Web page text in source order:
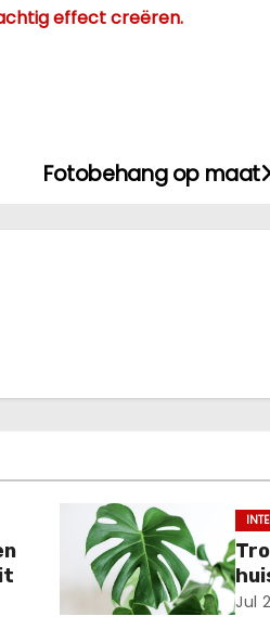
effect creëren.
Fotobehang op maat
Jul